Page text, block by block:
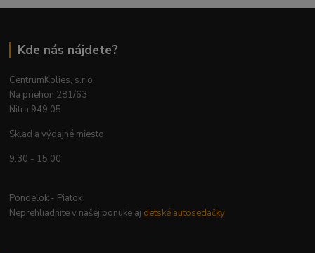
Kde nás nájdete?
CentrumKolies, s.r.o.
Na priehon 281/63
Nitra 949 05
Sklad a výdajné miesto
9.30 - 15.00
Pondelok - Piatok
Neprehliadnite v našej ponuke aj detské autosedačky